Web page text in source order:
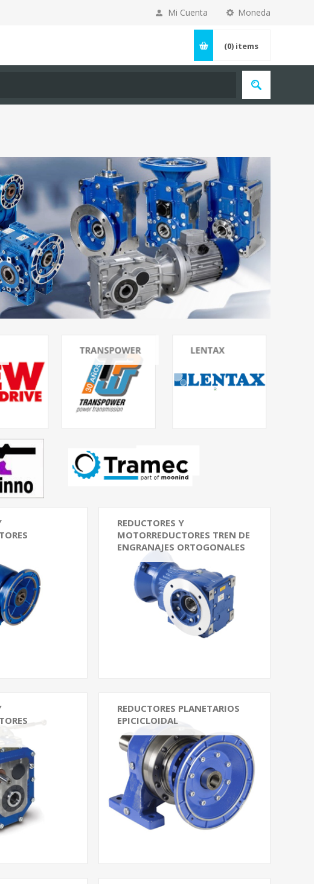
Moneda
Mi Cuenta
(0) items
AM
FR Asiatico
REDUCTORES Y
MOTORREDUCTORES TREN DE
ENGRANAJES ORTOGONALES
Reductor Ortogonal OR-OM
Reductor Ortogonal RXO-700
Reductor Ortogonal RXO-800
Reductores y Motorreductores a
engranajes Ortogonales TC-TA-
MA Tramec
Paralelo P
REDUCTORES PLANETARIOS
EPICICLOIDAL